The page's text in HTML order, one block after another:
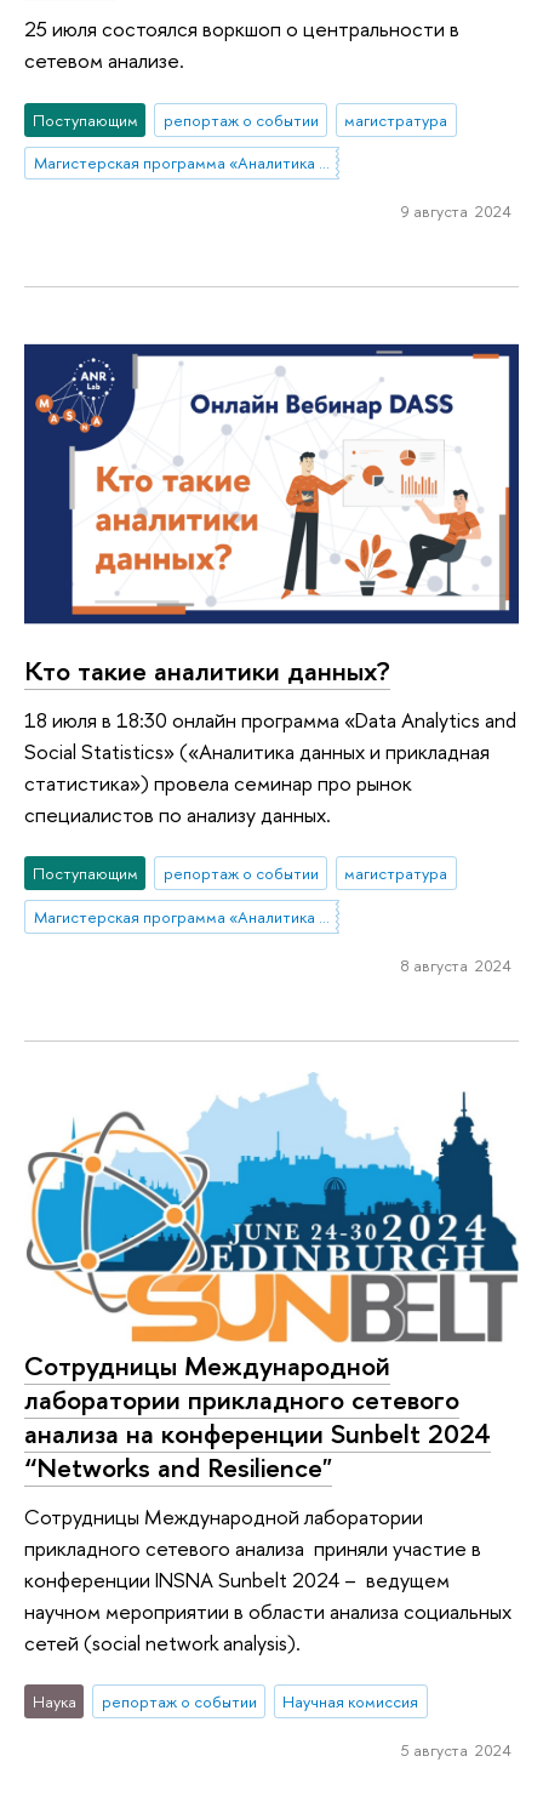
25 июля состоялся воркшоп о центральности в
сетевом анализе.
Поступающим репортаж о событии
магистратура
Магистерская программа «Аналитика данных и прикладная статистика / Data Analytics and Social Statistics»
9 августа 2024
Кто такие аналитики данных?
18 июля в 18:30 онлайн программа «Data Analytics and
Social Statistics» («Аналитика данных и прикладная
статистика») провела семинар про рынок
специалистов по анализу данных.
Поступающим репортаж о событии
магистратура
Магистерская программа «Аналитика данных и прикладная статистика / Data Analytics and Social Statistics»
8 августа 2024
Сотрудницы Международной
лаборатории прикладного сетевого
анализа на конференции Sunbelt 2024
“Networks and Resilience"
Сотрудницы Международной лаборатории
прикладного сетевого анализа приняли участие в
конференции INSNA Sunbelt 2024 – ведущем
научном мероприятии в области анализа социальных
сетей (social network analysis).
Наука репортаж о событии Научная комиссия
5 августа 2024